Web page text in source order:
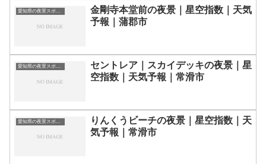
愛知県の夜景スポット一覧
金剛寺本堂前の夜景｜星空指数｜天気
予報｜蒲郡市
愛知県の夜景スポット一覧
セントレア｜スカイデッキの夜景｜星
空指数｜天気予報｜常滑市
愛知県の夜景スポット一覧
りんくうビーチの夜景｜星空指数｜天
気予報｜常滑市